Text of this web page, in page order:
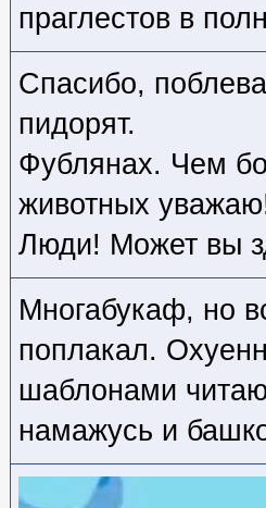
праглестов в
Спасибо,
пидорят.
Фублянах. Чем
животных
Люди! Может вы
Многабукаф, но
поплакал.
шаблонами
намажусь и